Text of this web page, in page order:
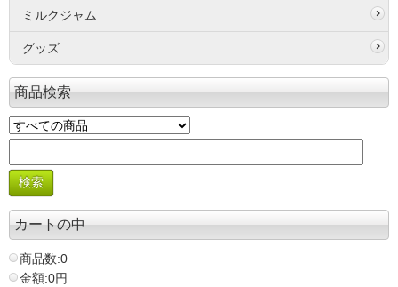
ミルクジャム
グッズ
商品検索
カートの中
商品数:0
金額:0円